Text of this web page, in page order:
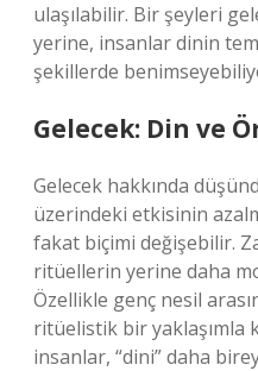
ulaşılabilir. Bir şeyleri
yerine, insanlar dinin
şekillerde
Gelecek: Din ve
Gelecek hakkında
üzerindeki etkisinin
fakat biçimi değişebilir.
ritüellerin yerine daha
Özellikle genç nesil
ritüelistik bir yaklaşımla
insanlar, “dini” daha